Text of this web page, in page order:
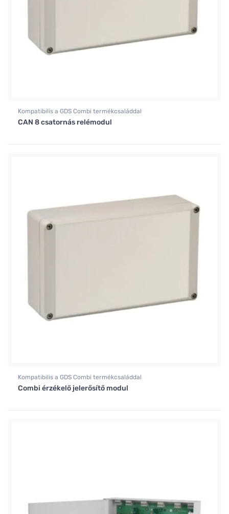
Kompatibilis a GDS Combi termékcsaláddal
CAN 8 csatornás relémodul
Kompatibilis a GDS Combi termékcsaláddal
Combi érzékelő jelerősítő modul